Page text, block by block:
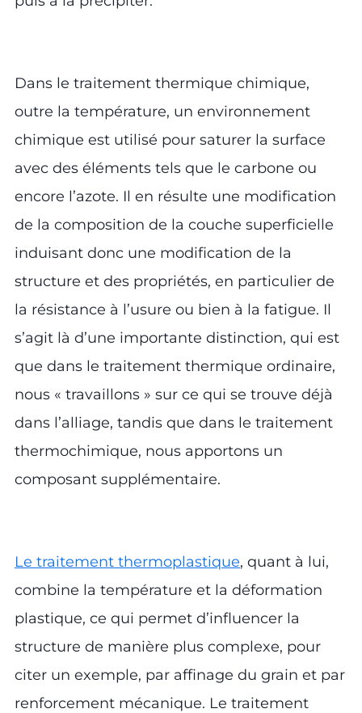
Dans le traitement thermique chimique,
outre la température, un environnement
chimique est utilisé pour saturer la surface
avec des éléments tels que le carbone ou
encore l’azote. Il en résulte une modification
de la composition de la couche superficielle
induisant donc une modification de la
structure et des propriétés, en particulier de
la résistance à l’usure ou bien à la fatigue. Il
s’agit là d’une importante distinction, qui est
que dans le traitement thermique ordinaire,
nous « travaillons » sur ce qui se trouve déjà
dans l’alliage, tandis que dans le traitement
thermochimique, nous apportons un
composant supplémentaire.
Le traitement thermoplastique, quant à lui,
combine la température et la déformation
plastique, ce qui permet d’influencer la
structure de manière plus complexe, pour
citer un exemple, par affinage du grain et par
renforcement mécanique. Le traitement